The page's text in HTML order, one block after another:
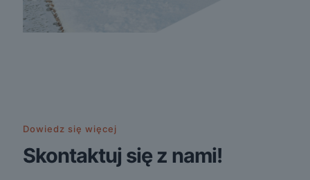
Dowiedz się więcej
Skontaktuj się z nami!